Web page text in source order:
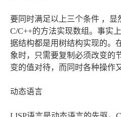
要同时满足以上三个条件 ，显
C/C++的方法实现数组。事实
据结构都是用树结构实现的。
象时，只需要复制必须改变的
变的值对待，而同时各种操作
动态语言